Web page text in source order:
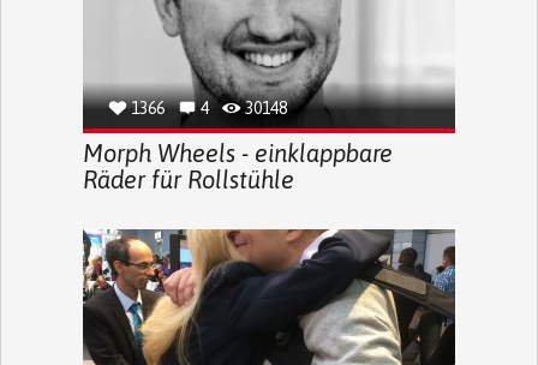
1366 4 30148
Morph Wheels - einklappbare
Räder für Rollstühle